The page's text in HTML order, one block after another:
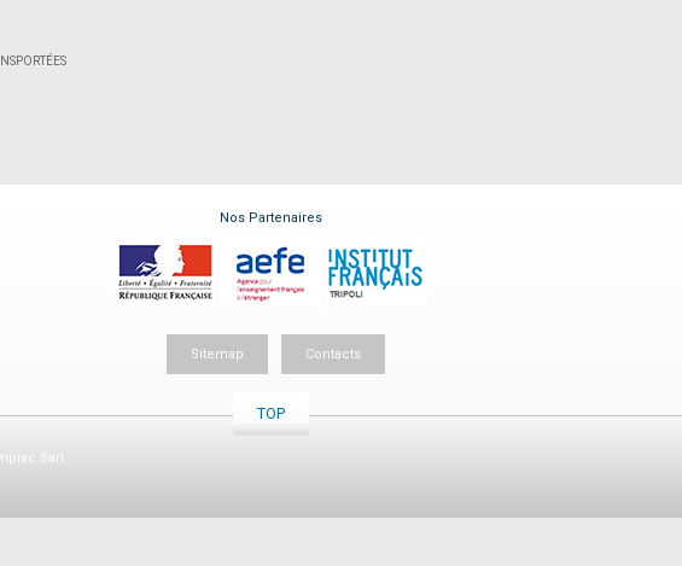
Nos Partenaires
Sitemap Contacts
TOP
Sarl